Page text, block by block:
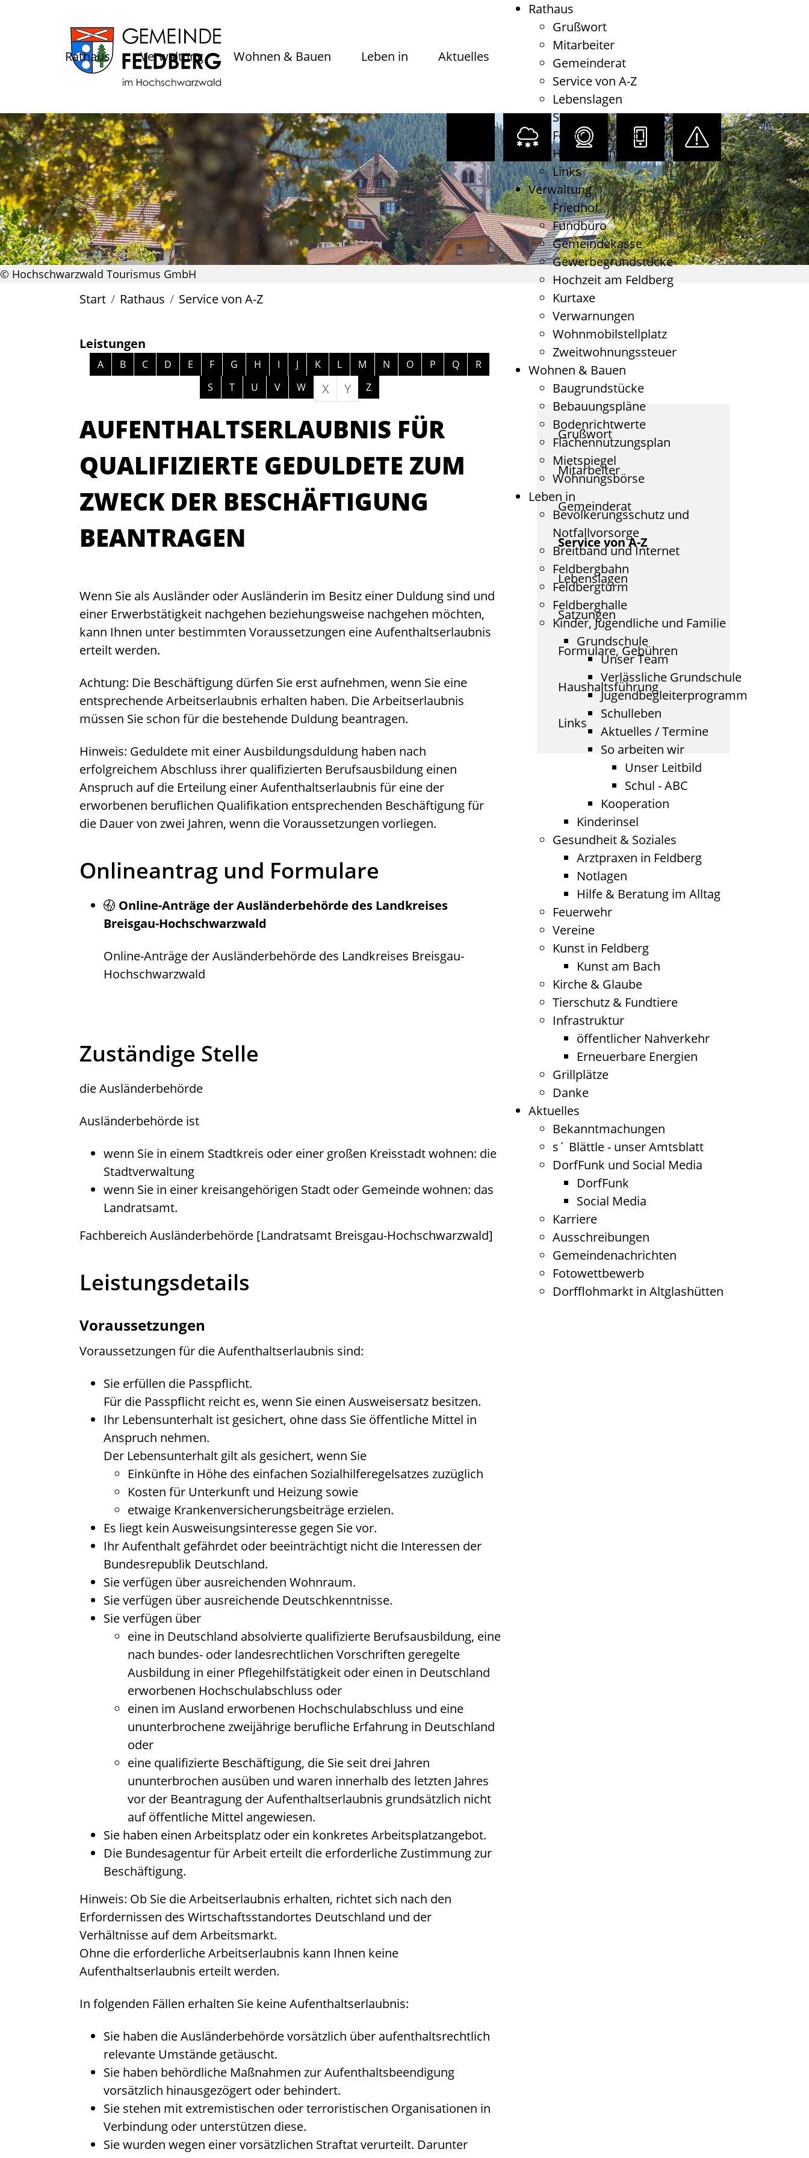
Rathaus Verwaltung Wohnen & Bauen Leben in Aktuelles
Rathaus
Grußwort
Mitarbeiter
Gemeinderat
Service von A-Z
Lebenslagen
Satzungen
Formulare, Gebühren
Haushaltsführung
Links
Verwaltung
Friedhof
Fundbüro
Gemeindekasse
Gewerbegrundstücke
Hochzeit am Feldberg
Kurtaxe
Verwarnungen
Wohnmobilstellplatz
Zweitwohnungssteuer
Wohnen & Bauen
Baugrundstücke
Bebauungspläne
Bodenrichtwerte
Flächennutzungsplan
Mietspiegel
Wohnungsbörse
Leben in
Bevölkerungsschutz und
Notfallvorsorge
Breitband und Internet
Feldbergbahn
Feldbergturm
Feldberghalle
Kinder, Jugendliche und Familie
Grundschule
Unser Team
Verlässliche Grundschule
Jugendbegleiterprogramm
Schulleben
Aktuelles / Termine
So arbeiten wir
Unser Leitbild
Schul - ABC
Kooperation
Kinderinsel
Gesundheit & Soziales
Arztpraxen in Feldberg
Notlagen
Hilfe & Beratung im Alltag
Feuerwehr
Vereine
Kunst in Feldberg
Kunst am Bach
Kirche & Glaube
Tierschutz & Fundtiere
Infrastruktur
öffentlicher Nahverkehr
Erneuerbare Energien
Grillplätze
Danke
Aktuelles
Bekanntmachungen
s´ Blättle - unser Amtsblatt
DorfFunk und Social Media
DorfFunk
Social Media
Karriere
Ausschreibungen
Gemeindenachrichten
Fotowettbewerb
Dorfflohmarkt in Altglashütten
© Hochschwarzwald Tourismus GmbH
Start Rathaus Service von A-Z
Leistungen
Alphabetisches Register überspringen
A B C D E F G H I J K L M N O P Q
R
S
T U V W X Y Z
AUFENTHALTSERLAUBNIS FÜR
QUALIFIZIERTE GEDULDETE ZUM
ZWECK DER BESCHÄFTIGUNG
BEANTRAGEN
Wenn Sie als Ausländer oder Ausländerin im Besitz einer Duldung sind und
einer Erwerbstätigkeit nachgehen beziehungsweise nachgehen möchten,
kann Ihnen unter bestimmten Voraussetzungen eine Aufenthaltserlaubnis
erteilt werden.
Achtung: Die Beschäftigung dürfen Sie erst aufnehmen, wenn Sie eine
entsprechende Arbeitserlaubnis erhalten haben. Die Arbeitserlaubnis
müssen Sie schon für die bestehende Duldung beantragen.
Hinweis: Geduldete mit einer Ausbildungsduldung haben nach
erfolgreichem Abschluss ihrer qualifizierten Berufsausbildung einen
Anspruch auf die Erteilung einer Aufenthaltserlaubnis für eine der
erworbenen beruflichen Qualifikation entsprechenden Beschäftigung für
die Dauer von zwei Jahren, wenn die Voraussetzungen vorliegen.
Onlineantrag und Formulare
Online-Anträge der Ausländerbehörde des Landkreises
Breisgau-Hochschwarzwald
Online-Anträge der Ausländerbehörde des Landkreises Breisgau-
Hochschwarzwald
Zuständige Stelle
die Ausländerbehörde
Ausländerbehörde ist
wenn Sie in einem Stadtkreis oder einer großen Kreisstadt wohnen: die
Stadtverwaltung
wenn Sie in einer kreisangehörigen Stadt oder Gemeinde wohnen: das
Landratsamt.
Fachbereich Ausländerbehörde [Landratsamt Breisgau-Hochschwarzwald]
Leistungsdetails
Voraussetzungen
Voraussetzungen für die Aufenthaltserlaubnis sind:
Sie erfüllen die Passpflicht.
Für die Passpflicht reicht es, wenn Sie einen Ausweisersatz besitzen.
Ihr Lebensunterhalt ist gesichert, ohne dass Sie öffentliche Mittel in
Anspruch nehmen.
Der Lebensunterhalt gilt als gesichert, wenn Sie
Einkünfte in Höhe des einfachen Sozialhilferegelsatzes zuzüglich
Kosten für Unterkunft und Heizung sowie
etwaige Krankenversicherungsbeiträge erzielen.
Es liegt kein Ausweisungsinteresse gegen Sie vor.
Ihr Aufenthalt gefährdet oder beeinträchtigt nicht die Interessen der
Bundesrepublik Deutschland.
Sie verfügen über ausreichenden Wohnraum.
Sie verfügen über ausreichende Deutschkenntnisse.
Sie verfügen über
eine in Deutschland absolvierte qualifizierte Berufsausbildung, eine
nach bundes- oder landesrechtlichen Vorschriften geregelte
Ausbildung in einer Pflegehilfstätigkeit oder einen in Deutschland
erworbenen Hochschulabschluss oder
einen im Ausland erworbenen Hochschulabschluss und eine
ununterbrochene zweijährige berufliche Erfahrung in Deutschland
oder
eine qualifizierte Beschäftigung, die Sie seit drei Jahren
ununterbrochen ausüben und waren innerhalb des letzten Jahres
vor der Beantragung der Aufenthaltserlaubnis grundsätzlich nicht
auf öffentliche Mittel angewiesen.
Sie haben einen Arbeitsplatz oder ein konkretes Arbeitsplatzangebot.
Die Bundesagentur für Arbeit erteilt die erforderliche Zustimmung zur
Beschäftigung.
Hinweis: Ob Sie die Arbeitserlaubnis erhalten, richtet sich nach den
Erfordernissen des Wirtschaftsstandortes Deutschland und der
Verhältnisse auf dem Arbeitsmarkt.
Ohne die erforderliche Arbeitserlaubnis kann Ihnen keine
Aufenthaltserlaubnis erteilt werden.
In folgenden Fällen erhalten Sie keine Aufenthaltserlaubnis:
Sie haben die Ausländerbehörde vorsätzlich über aufenthaltsrechtlich
relevante Umstände getäuscht.
Sie haben behördliche Maßnahmen zur Aufenthaltsbeendigung
vorsätzlich hinausgezögert oder behindert.
Sie stehen mit extremistischen oder terroristischen Organisationen in
Verbindung oder unterstützen diese.
Sie wurden wegen einer vorsätzlichen Straftat verurteilt. Darunter
Grußwort
Mitarbeiter
Gemeinderat
Service von A-Z
Lebenslagen
Satzungen
Formulare, Gebühren
Haushaltsführung
Links